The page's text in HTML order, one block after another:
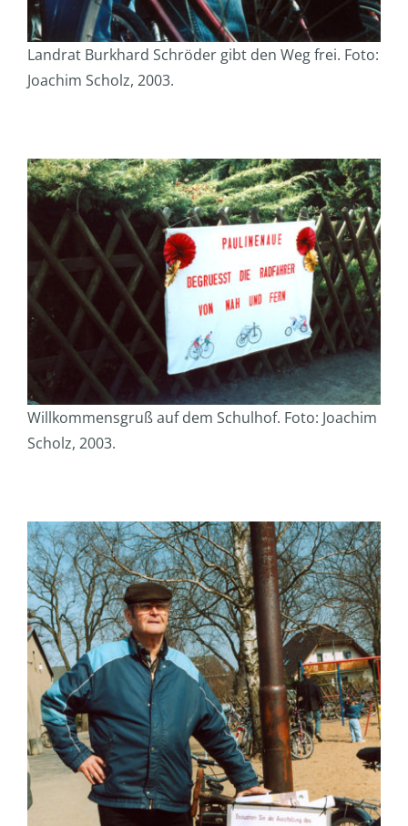
Landrat Burkhard Schröder gibt den Weg frei. Foto:
Joachim Scholz, 2003.
Willkommensgruß auf dem Schulhof. Foto: Joachim
Scholz, 2003.